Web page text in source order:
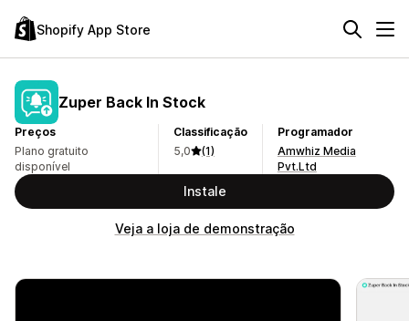
Shopify App Store
Zuper Back In Stock
Preços
Plano gratuito
disponível
Classificação
5,0
(1)
Programador
Amwhiz Media
Pvt.Ltd
Instale
Veja a loja de demonstração